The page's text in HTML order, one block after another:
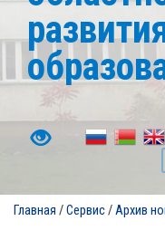
Главная /Сервис/Архив